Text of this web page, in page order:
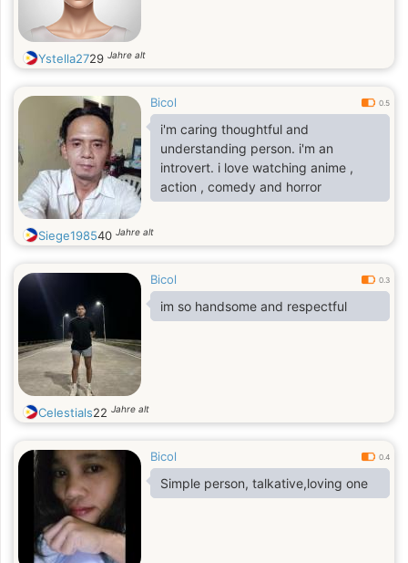
Ystella2729 Jahre alt
Bicol 0.5
i'm caring thoughtful and
understanding person. i'm an
introvert. i love watching anime ,
action , comedy and horror
Siege198540 Jahre alt
Bicol 0.3
im so handsome and respectful
Celestials22 Jahre alt
Bicol 0.4
Simple person, talkative,loving one